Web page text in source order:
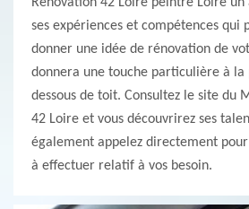
ses expériences et compétences qui
donner une idée de rénovation de
donnera une touche particulière à
dessous de toit. Consultez le site du
42 Loire et vous découvrirez ses
également appelez directement
à effectuer relatif à vos besoin.